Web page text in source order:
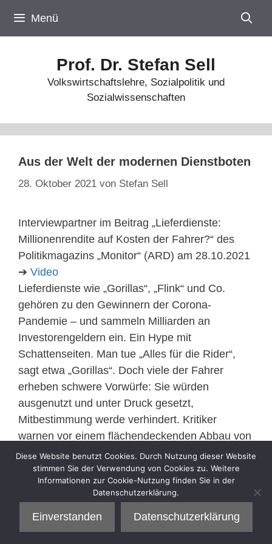
Inhalt
springen
Menü
Prof. Dr. Stefan Sell
Volkswirtschaftslehre, Sozialpolitik und
Sozialwissenschaften
Aus der Welt der modernen Dienstboten
28. Oktober 2021 von Stefan Sell
Interviewpartner im Beitrag „Lieferdienste:
Millionenrendite auf Kosten der Fahrer?“ des
Politikmagazins „Monitor“ (ARD) am 28.10.2021
➔ Video
Lieferdienste wie „Gorillas“, „Flink“ und Co.
gehören zu den Gewinnern der Corona-
Pandemie – und sammeln Milliarden an
Investorengeldern ein. Ein Hype mit
Schattenseiten. Man tue „Alles für die Rider“,
sagt etwa „Gorillas“. Doch viele der Fahrer
erheben schwere Vorwürfe: Sie würden
ausgenutzt und unter Druck gesetzt,
Mitbestimmung werde verhindert. Kritiker
warnen vor einem flächendeckenden Abbau von
Arbeitnehmer-Rechten.
Diese Website benutzt Cookies. Durch Nutzung dieser Website
stimmen Sie der Verwendung von Cookies zu. Weitere
Informationen zur Cookie-Nutzung finden Sie in der
Datenschutzerklärung.
Einverstanden Datenschutzerklärung